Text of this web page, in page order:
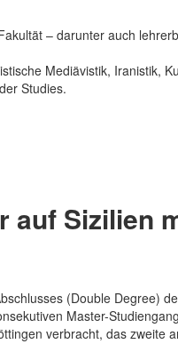
– darunter auch
Mediävistik, Iranistik,
Studies.
auf Sizilien
(Double Degree)
Master-
verbracht, das zweite